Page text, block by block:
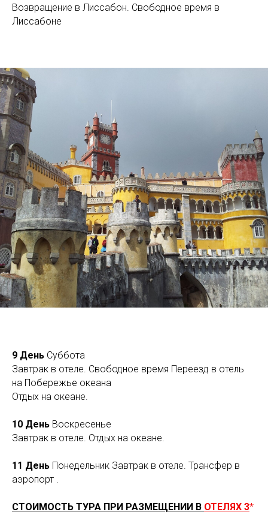
Возвращение в Лиссабон. Свободное время в
Лиссабоне
9 День Суббота
Завтрак в отеле. Свободное время Переезд в отель
на Побережье океана
Отдых на океане.
10 День Воскресенье
Завтрак в отеле. Отдых на океане.
11 День Понедельник Завтрак в отеле. Трансфер в
аэропорт .
СТОИМОСТЬ ТУРА ПРИ РАЗМЕЩЕНИИ В ОТЕЛЯХ 3*